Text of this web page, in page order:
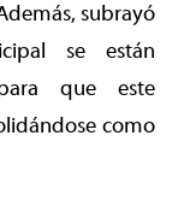
subrayó
se están
que este
como